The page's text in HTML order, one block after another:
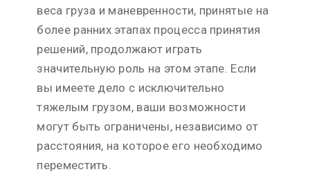
веса груза и маневренности, принятые на
более ранних этапах процесса принятия
решений, продолжают играть
значительную роль на этом этапе. Если
вы имеете дело с исключительно
тяжелым грузом, ваши возможности
могут быть ограничены, независимо от
расстояния, на которое его необходимо
переместить.